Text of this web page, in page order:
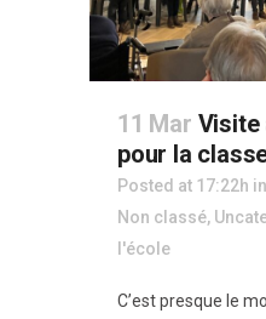
11 Mar Visite
pour la
Posted at 17:22h in
Non classé,
l'école
C’est presque le